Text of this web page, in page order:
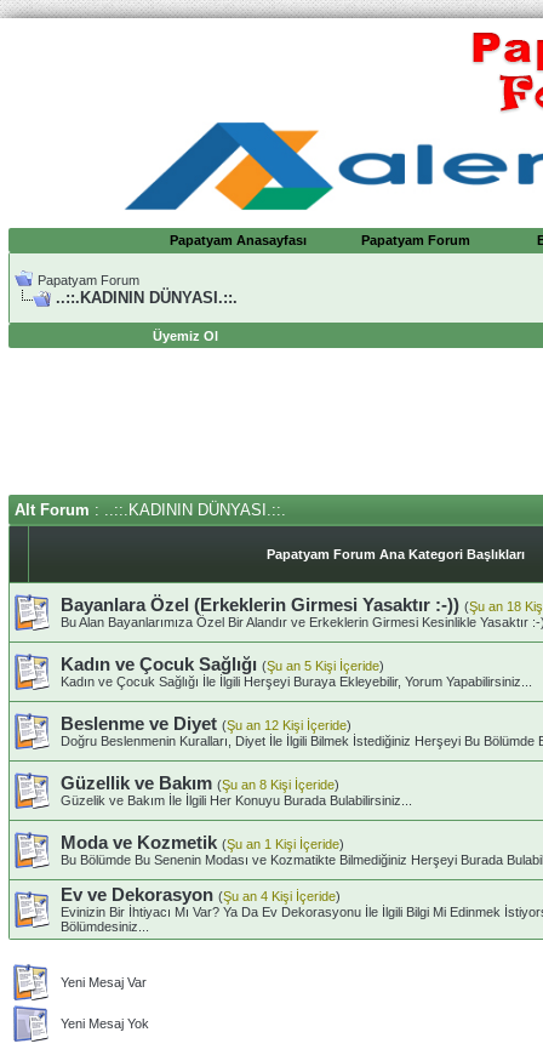
Papatyam Anasayfası Papatyam Forum
Papatyam Forum
..::.KADININ DÜNYASI.::.
Üyemiz Ol
Alt Forum : ..::.KADININ DÜNYASI.::.
Papatyam Forum Ana Kategori Başlıkları
Bayanlara Özel (Erkeklerin Girmesi Yasaktır :-)) (Şu an 18
Bu Alan Bayanlarımıza Özel Bir Alandır ve Erkeklerin Girmesi Kesinlikle Yasaktır :-
Kadın ve Çocuk Sağlığı (Şu an 5 Kişi İçeride)
Kadın ve Çocuk Sağlığı İle İlgili Herşeyi Buraya Ekleyebilir, Yorum Yapabilirsiniz...
Beslenme ve Diyet (Şu an 12 Kişi İçeride)
Doğru Beslenmenin Kuralları, Diyet İle İlgili Bilmek İstediğiniz Herşeyi Bu Bölümde
Güzellik ve Bakım (Şu an 8 Kişi İçeride)
Güzelik ve Bakım İle İlgili Her Konuyu Burada Bulabilirsiniz...
Moda ve Kozmetik (Şu an 1 Kişi İçeride)
Bu Bölümde Bu Senenin Modası ve Kozmatikte Bilmediğiniz Herşeyi Burada
Ev ve Dekorasyon (Şu an 4 Kişi İçeride)
Evinizin Bir İhtiyacı Mı Var? Ya Da Ev Dekorasyonu İle İlgili Bilgi Mi Edinmek
Bölümdesiniz...
Yeni Mesaj Var
Yeni Mesaj Yok